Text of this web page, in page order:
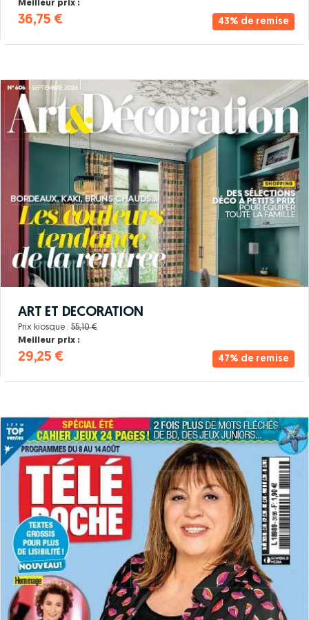
43% de remise
Meilleur prix :
36,75 €
47% de remise
ART ET DECORATION
Prix kiosque : 55,10 €
Meilleur prix :
29,25 €